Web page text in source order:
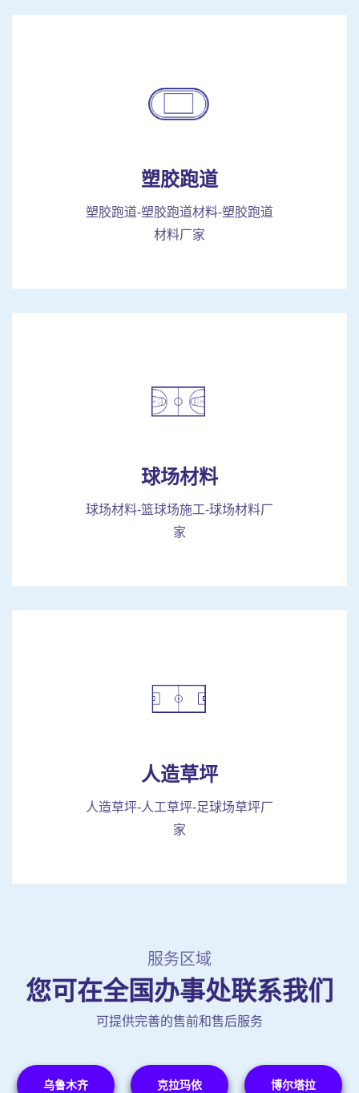
塑胶跑道
塑胶跑道-塑胶跑道材料-塑胶跑道
材料厂家
球场材料
球场材料-篮球场施工-球场材料厂
家
人造草坪
人造草坪-人工草坪-足球场草坪厂
家
服务区域
您可在全国办事处联系我们
可提供完善的售前和售后服务
乌鲁木齐 克拉玛依 博尔塔拉